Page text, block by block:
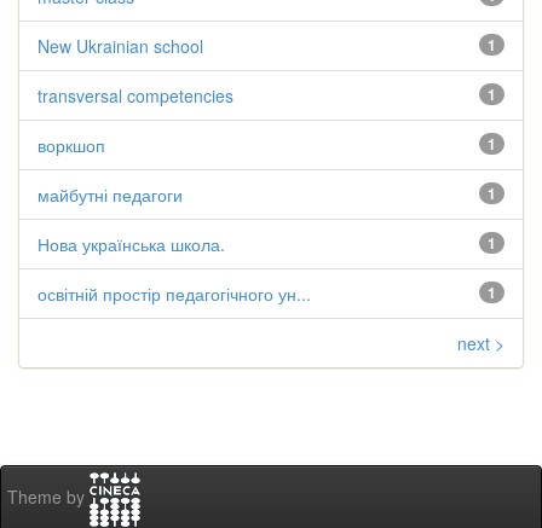
1
New Ukrainian school
1
transversal competencies
1
воркшоп
1
майбутні педагоги
1
Нова українська школа.
1
освітній простір педагогічного ун...
next >
Theme by